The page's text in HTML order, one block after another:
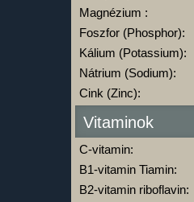
-
Magnézium :
Foszfor (Phosphor):
Kálium (Potassium):
Nátrium (Sodium):
Cink (Zinc):
Vitaminok
C-vitamin:
B1-vitamin Tiamin:
B2-vitamin riboflavin: